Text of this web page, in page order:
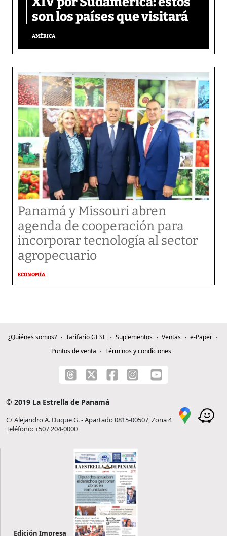
son los países que visitará
AMÉRICA
Panamá y Missouri abren
agenda de cooperación para
incorporar tecnología al sector
agropecuario
ECONOMÍA
¿Quiénes somos? Tarifario GESE Suplementos Ventas
e-Paper
Puntos de venta
Términos y condiciones
© 2019 La Estrella de Panamá
C/ Alejandro A. Duque G. - Apartado 0815-00507, Zona 4
Teléfono: +507 204-0000
Edición Impresa